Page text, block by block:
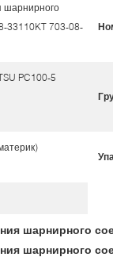
шарнирного
33110KT 703-08-
PC100-5
шарнирного
шарнирного